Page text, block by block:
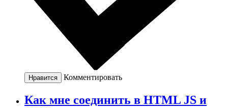
Нравится Комментировать
Как мне соединить в HTML JS и